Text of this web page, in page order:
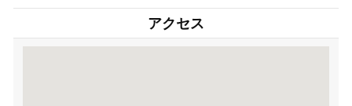
アクセス